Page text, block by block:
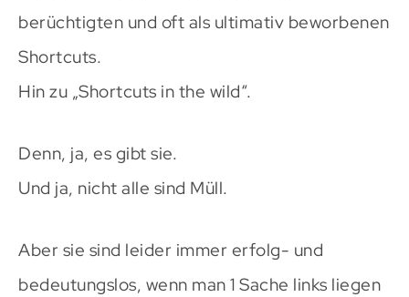
berüchtigten und oft als ultimativ beworbenen
Shortcuts.
Hin zu „Shortcuts in the wild“.
Denn, ja, es gibt sie.
Und ja, nicht alle sind Müll.
Aber sie sind leider immer erfolg- und
bedeutungslos, wenn man 1 Sache links liegen